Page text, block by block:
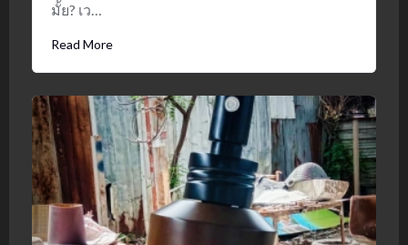
มั้ย? เว…
Read More